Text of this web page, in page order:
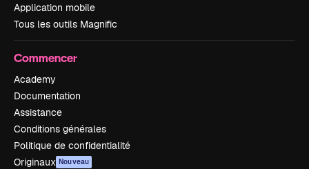
Application mobile
Tous les outils Magnific
Commencer
Academy
Documentation
Assistance
Conditions générales
Politique de confidentialité
Originaux Nouveau